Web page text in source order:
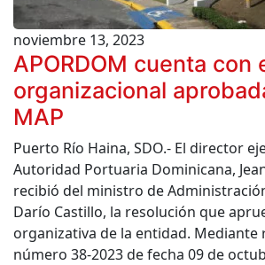
noviembre 13, 2023
APORDOM cuenta con
organizacional
MAP
Puerto Río Haina, SDO.- El director
Autoridad Portuaria Dominicana,
recibió del ministro de
Darío Castillo, la resolución que
organizativa de la entidad. Mediante
número 38-2023 de fecha 09 de